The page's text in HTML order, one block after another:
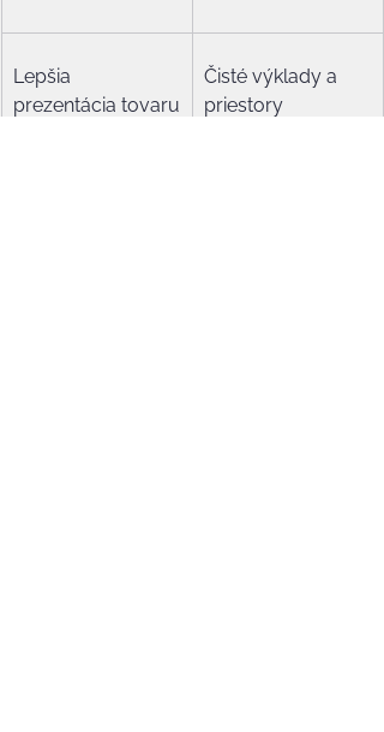
Lepšia
prezentácia tovaru
Čisté výklady a
priestory